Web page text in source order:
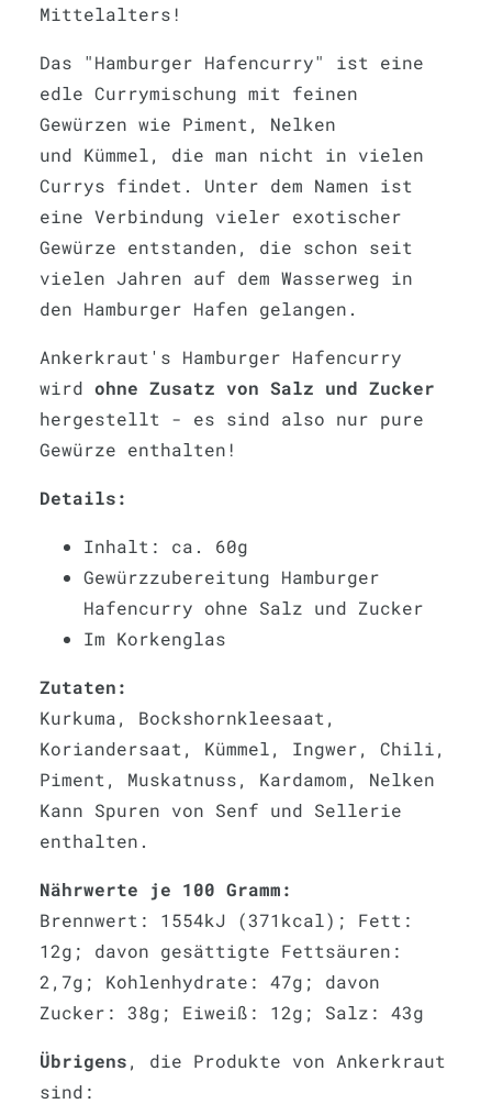
Mittelalters!
Das "Hamburger Hafencurry" ist eine
edle Currymischung mit feinen
Gewürzen wie Piment, Nelken
und Kümmel, die man nicht in vielen
Currys findet. Unter dem Namen ist
eine Verbindung vieler exotischer
Gewürze entstanden, die schon seit
vielen Jahren auf dem Wasserweg in
den Hamburger Hafen gelangen.
Ankerkraut's Hamburger Hafencurry
wird ohne Zusatz von Salz und Zucker
hergestellt - es sind also nur pure
Gewürze enthalten!
Details:
Inhalt: ca. 60g
Gewürzzubereitung Hamburger
Hafencurry ohne Salz und Zucker
Im Korkenglas
Zutaten:
Kurkuma, Bockshornkleesaat,
Koriandersaat, Kümmel, Ingwer, Chili,
Piment, Muskatnuss, Kardamom, Nelken
Kann Spuren von Senf und Sellerie
enthalten.
Nährwerte je 100 Gramm:
Brennwert: 1554kJ (371kcal); Fett:
12g; davon gesättigte Fettsäuren:
2,7g; Kohlenhydrate: 47g; davon
Zucker: 38g; Eiweiß: 12g; Salz: 43g
Übrigens, die Produkte von Ankerkraut
sind: